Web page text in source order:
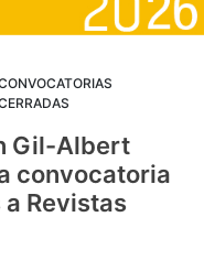
Gil-Albert
convocatoria
Revistas